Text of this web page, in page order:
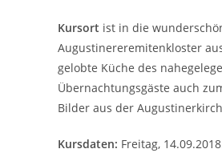
Kursort ist in die
Augustinereremitenkloster
gelobte Küche des
Übernachtungsgäste auch
Bilder aus der
Kursdaten: Freitag,